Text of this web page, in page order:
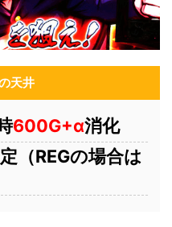
天井
600G+α消化
（REGの場合は